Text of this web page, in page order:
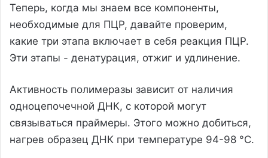
Теперь, когда мы знаем все компоненты,
необходимые для ПЦР, давайте проверим,
какие три этапа включает в себя реакция ПЦР.
Эти этапы - денатурация, отжиг и удлинение.
Активность полимеразы зависит от наличия
одноцепочечной ДНК, с которой могут
связываться праймеры. Этого можно добиться,
нагрев образец ДНК при температуре 94-98 °C.